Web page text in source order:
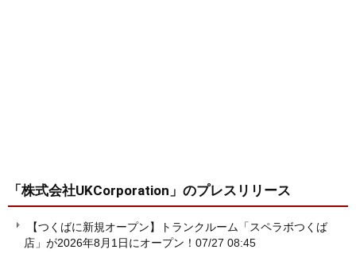
「株式会社UKCorporation」 のプレスリリース
【つくばに新規オープン】トランクルーム「スペラボつくば
店」が2026年8月1日にオープン！ 07/27 08:45